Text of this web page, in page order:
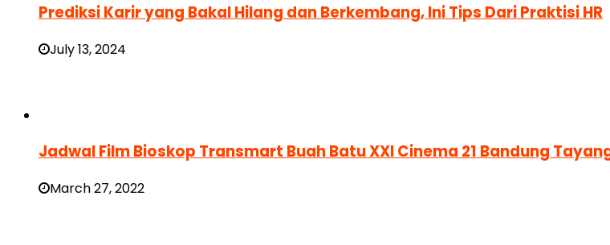
Prediksi Karir yang Bakal Hilang dan Berkembang, Ini Tips Dari Praktisi HR
July 13, 2024
Jadwal Film Bioskop Transmart Buah Batu XXI Cinema 21 Bandung
March 27, 2022